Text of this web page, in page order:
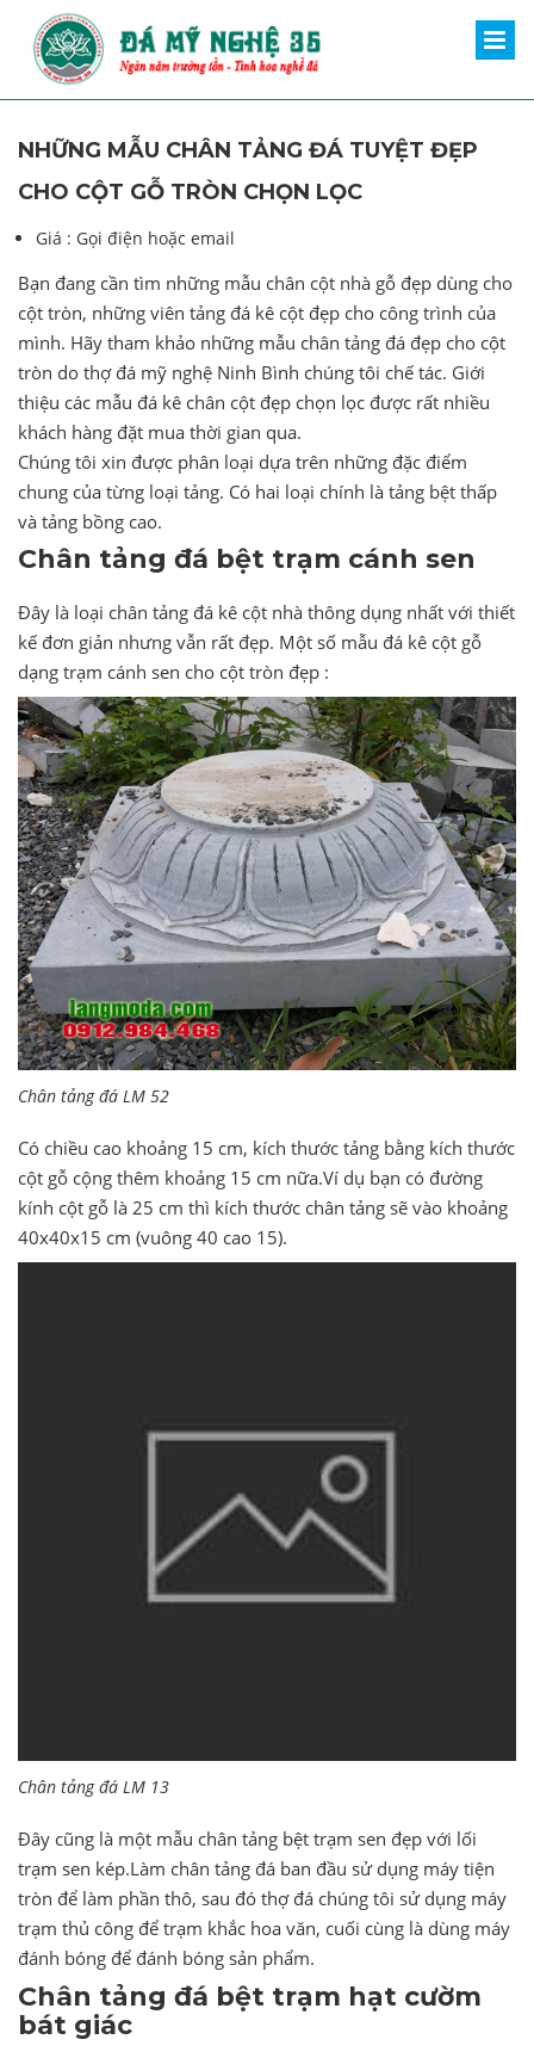
NHỮNG MẪU CHÂN TẢNG ĐÁ TUYỆT ĐẸP
CHO CỘT GỖ TRÒN CHỌN LỌC
Giá : Gọi điện hoặc email
Bạn đang cần tìm những mẫu chân cột nhà gỗ đẹp dùng cho
cột tròn, những viên tảng đá kê cột đẹp cho công trình của
mình. Hãy tham khảo những mẫu chân tảng đá đẹp cho cột
tròn do thợ đá mỹ nghệ Ninh Bình chúng tôi chế tác. Giới
thiệu các mẫu đá kê chân cột đẹp chọn lọc được rất nhiều
khách hàng đặt mua thời gian qua.
Chúng tôi xin được phân loại dựa trên những đặc điểm
chung của từng loại tảng. Có hai loại chính là tảng bệt thấp
và tảng bồng cao.
Chân tảng đá bệt trạm cánh sen
Đây là loại chân tảng đá kê cột nhà thông dụng nhất với thiết
kế đơn giản nhưng vẫn rất đẹp. Một số mẫu đá kê cột gỗ
dạng trạm cánh sen cho cột tròn đẹp :
Chân tảng đá LM 52
Có chiều cao khoảng 15 cm, kích thước tảng bằng kích thước
cột gỗ cộng thêm khoảng 15 cm nữa.Ví dụ bạn có đường
kính cột gỗ là 25 cm thì kích thước chân tảng sẽ vào khoảng
40x40x15 cm (vuông 40 cao 15).
Chân tảng đá LM 13
Đây cũng là một mẫu chân tảng bệt trạm sen đẹp với lối
trạm sen kép.Làm chân tảng đá ban đầu sử dụng máy tiện
tròn để làm phần thô, sau đó thợ đá chúng tôi sử dụng máy
trạm thủ công để trạm khắc hoa văn, cuối cùng là dùng máy
đánh bóng để đánh bóng sản phẩm.
Chân tảng đá bệt trạm hạt cườm
bát giác